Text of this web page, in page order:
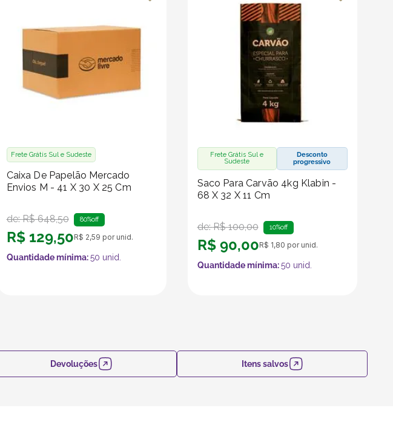
Frete Grátis Sul e Sudeste
Caixa De Papelão Mercado
Envios M - 41 X 30 X 25 Cm
de:R$ 648,50 80%off
R$ 129,50R$ 2,59 por unid.
Quantidade mínima:50 unid.
Frete Grátis Sul e
Sudeste
Desconto
progressivo
Saco Para Carvão 4kg Klabin -
68 X 32 X 11 Cm
de:R$ 100,00 10%off
R$ 90,00R$ 1,80 por unid.
Quantidade mínima:50 unid.
Devoluções Itens salvos